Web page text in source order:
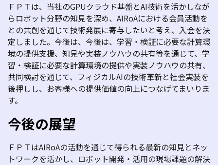
ＦＰＴは、当社のGPUクラウド基盤とAI技術を活かしなが
らロボット分野の知見を深め、AIRoAにおける会員活動を
との共創を通じて技術発展に寄与したいと考え、入会を決
定しました。今後は、今後は、学習・検証に必要な計算環
境の提供支援、知見や実装ノウハウの共有等を通じて、学
習・検証に必要な計算環境の提供や実装ノウハウの共有、
共同検討を通じて、フィジカルAIの技術革新と社会実装を
後押しし、お客様への提供価値の向上につなげてまいりま
す。
今後の展望
ＦＰＴはAIRoAの活動を通じて得られる最新の知見とネッ
トワークを活かし、ロボット開発・活用の現場課題の解決